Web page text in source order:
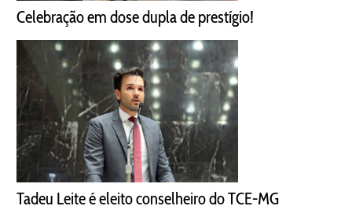
Celebração em dose dupla de prestígio!
Tadeu Leite é eleito conselheiro do TCE-MG